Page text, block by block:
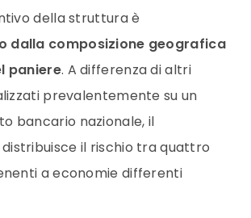
della struttura è
dalla composizione geografica
paniere. A differenza di altri
prevalentemente su un
bancario nazionale, il
distribuisce il rischio tra quattro
a economie differenti